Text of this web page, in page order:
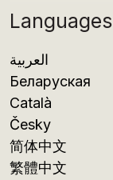
Languages
العربية
Беларуская
Català
Česky
简体中文
繁體中文